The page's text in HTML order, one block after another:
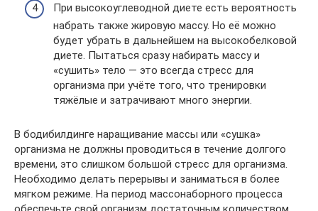
При высокоуглеводной диете есть вероятность
набрать также жировую массу. Но её можно
будет убрать в дальнейшем на высокобелковой
диете. Пытаться сразу набирать массу и
«сушить» тело — это всегда стресс для
организма при учёте того, что тренировки
тяжёлые и затрачивают много энергии.
В бодибилдинге наращивание массы или «сушка»
организма не должны проводиться в течение долгого
времени, это слишком большой стресс для организма.
Необходимо делать перерывы и заниматься в более
мягком режиме. На период массонаборного процесса